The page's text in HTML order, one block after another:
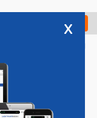
Check in
x